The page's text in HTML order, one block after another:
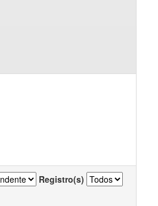
Registro(s)